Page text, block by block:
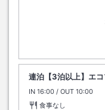
連泊【3泊以上】エ
IN チェックイン
16:00 / OUT チェック
10:00
食事なし